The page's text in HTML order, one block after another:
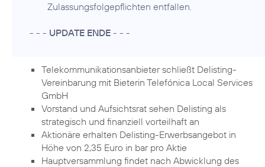
Zulassungsfolgepflichten entfallen.
- - - UPDATE ENDE - - -
Telekommunikationsanbieter schließt Delisting-
Vereinbarung mit Bieterin Telefónica Local Services
GmbH
Vorstand und Aufsichtsrat sehen Delisting als
strategisch und finanziell vorteilhaft an
Aktionäre erhalten Delisting-Erwerbsangebot in
Höhe von 2,35 Euro in bar pro Aktie
Hauptversammlung findet nach Abwicklung des